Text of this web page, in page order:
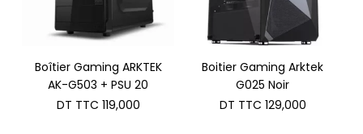
Boîtier Gaming ARKTEK
AK-G503 + PSU 20
DT TTC 119,000
Boitier Gaming Arktek
G025 Noir
DT TTC 129,000